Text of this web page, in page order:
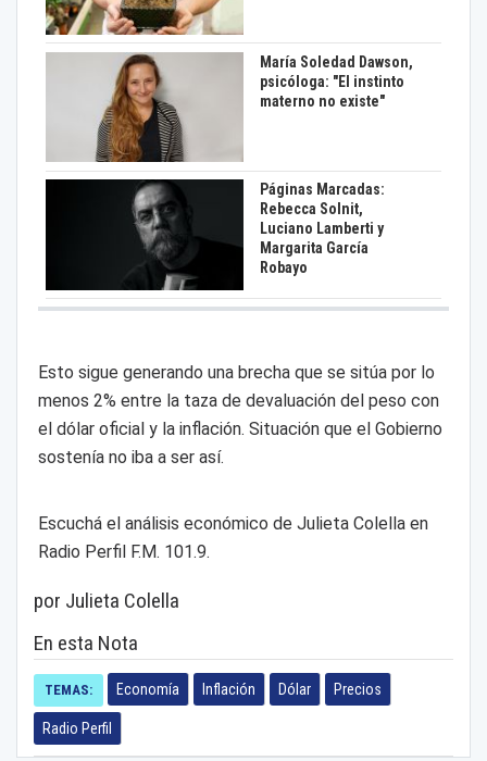
María Soledad Dawson,
psicóloga: "El instinto
materno no existe"
Páginas Marcadas:
Rebecca Solnit,
Luciano Lamberti y
Margarita García
Robayo
Esto sigue generando una brecha que se sitúa por lo
menos 2% entre la taza de devaluación del peso con
el dólar oficial y la inflación. Situación que el Gobierno
sostenía no iba a ser así.
Escuchá el análisis económico de Julieta Colella en
Radio Perfil F.M. 101.9.
por Julieta Colella
En esta Nota
TEMAS: Economía Inflación Dólar Precios
Radio Perfil